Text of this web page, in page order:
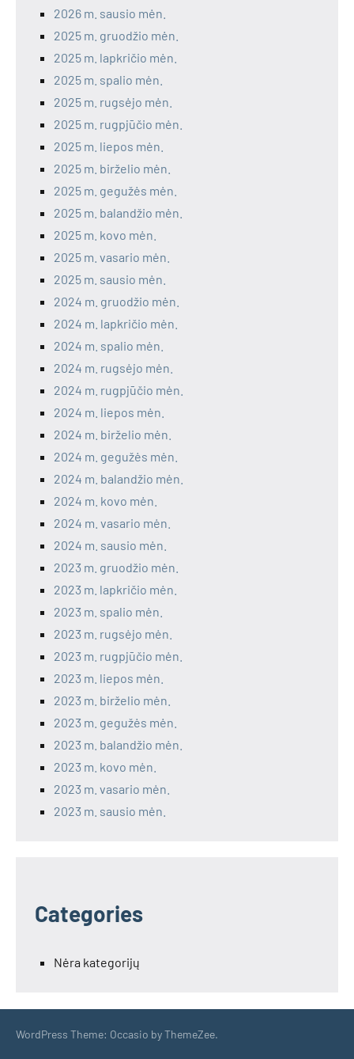
2026 m. sausio mėn.
2025 m. gruodžio mėn.
2025 m. lapkričio mėn.
2025 m. spalio mėn.
2025 m. rugsėjo mėn.
2025 m. rugpjūčio mėn.
2025 m. liepos mėn.
2025 m. birželio mėn.
2025 m. gegužės mėn.
2025 m. balandžio mėn.
2025 m. kovo mėn.
2025 m. vasario mėn.
2025 m. sausio mėn.
2024 m. gruodžio mėn.
2024 m. lapkričio mėn.
2024 m. spalio mėn.
2024 m. rugsėjo mėn.
2024 m. rugpjūčio mėn.
2024 m. liepos mėn.
2024 m. birželio mėn.
2024 m. gegužės mėn.
2024 m. balandžio mėn.
2024 m. kovo mėn.
2024 m. vasario mėn.
2024 m. sausio mėn.
2023 m. gruodžio mėn.
2023 m. lapkričio mėn.
2023 m. spalio mėn.
2023 m. rugsėjo mėn.
2023 m. rugpjūčio mėn.
2023 m. liepos mėn.
2023 m. birželio mėn.
2023 m. gegužės mėn.
2023 m. balandžio mėn.
2023 m. kovo mėn.
2023 m. vasario mėn.
2023 m. sausio mėn.
Categories
Nėra kategorijų
WordPress Theme: Occasio by ThemeZee.